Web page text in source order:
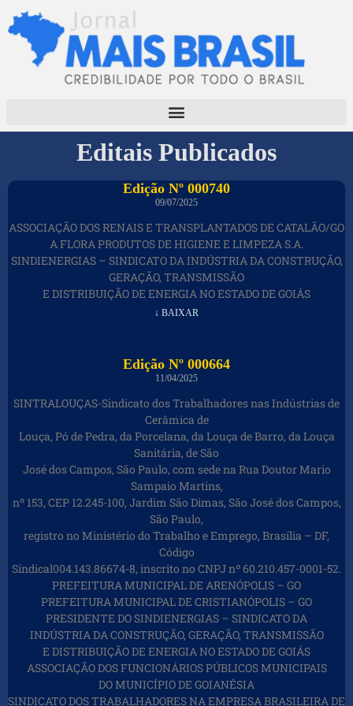
Editais Publicados
Edição Nº 000740
09/07/2025
ASSOCIAÇÃO DOS RENAIS E TRANSPLANTADOS DE CATALÃO/GO
A FLORA PRODUTOS DE HIGIENE E LIMPEZA S.A.
SINDIENERGIAS – SINDICATO DA INDÚSTRIA DA CONSTRUÇÃO,
GERAÇÃO, TRANSMISSÃO
E DISTRIBUIÇÃO DE ENERGIA NO ESTADO DE GOIÁS
↓ BAIXAR
Edição Nº 000664
11/04/2025
SINTRALOUÇAS-Sindicato dos Trabalhadores nas Indústrias de
Cerâmica de
Louça, Pó de Pedra, da Porcelana, da Louça de Barro, da Louça
Sanitária, de São
José dos Campos, São Paulo, com sede na Rua Doutor Mario
Sampaio Martins,
nº 153, CEP 12.245-100, Jardim São Dimas, São José dos Campos,
São Paulo,
registro no Ministério do Trabalho e Emprego, Brasília – DF,
Código
Sindical004.143.86674-8, inscrito no CNPJ nº 60.210.457-0001-52.
PREFEITURA MUNICIPAL DE ARENÓPOLIS – GO
PREFEITURA MUNICIPAL DE CRISTIANÓPOLIS – GO
PRESIDENTE DO SINDIENERGIAS – SINDICATO DA
INDÚSTRIA DA CONSTRUÇÃO, GERAÇÃO, TRANSMISSÃO
E DISTRIBUIÇÃO DE ENERGIA NO ESTADO DE GOIÁS
ASSOCIAÇÃO DOS FUNCIONÁRIOS PÚBLICOS MUNICIPAIS
DO MUNICÍPIO DE GOIANÉSIA
SINDICATO DOS TRABALHADORES NA EMPRESA BRASILEIRA DE